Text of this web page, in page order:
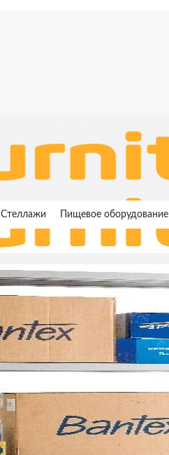
Стеллажи Пищевое оборудование